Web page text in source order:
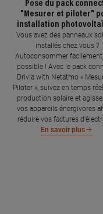
Pose du pack
"Mesurer et piloter"
installation
Vous avez des panneaux
installés chez vous ?
Autoconsommer facilement,
possible ! Avec le pack
Drivia with Netatmo «
Piloter », suivez en temps
production solaire et
vos appareils énergivores
réduire vos factures
En savoir plus